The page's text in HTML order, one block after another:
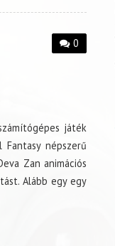
0
játék
népszerű
Zan animációs
Alább egy egy